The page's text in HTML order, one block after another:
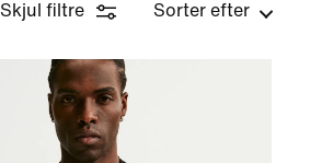
Skjul filtre Sorter efter